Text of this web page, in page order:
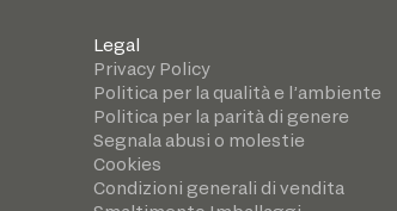
Legal
Privacy Policy
Politica per la qualità e l’ambiente
Politica per la parità di genere
Segnala abusi o molestie
Cookies
Condizioni generali di vendita